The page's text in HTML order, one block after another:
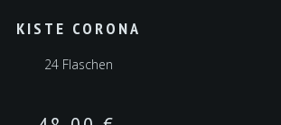
KISTE CORONA
24 Flaschen